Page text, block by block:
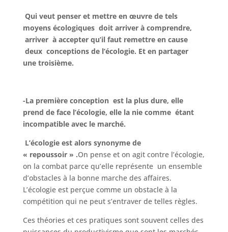
Qui veut penser et mettre en œuvre de tels
moyens écologiques doit arriver à comprendre,
arriver à accepter qu’il faut remettre en cause
deux conceptions de l’écologie. Et en partager
une troisième.
-La première conception est la plus dure, elle
prend de face l’écologie, elle la nie comme étant
incompatible avec le marché.
L’écologie est alors synonyme de
« repoussoir » .On pense et on agit contre l’écologie,
on la combat parce qu’elle représente un ensemble
d’obstacles à la bonne marche des affaires.
L’écologie est perçue comme un obstacle à la
compétition qui ne peut s’entraver de telles règles.
Ces théories et ces pratiques sont souvent celles des